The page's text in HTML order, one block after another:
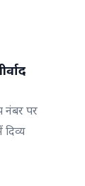
नंबर पर
दिव्य